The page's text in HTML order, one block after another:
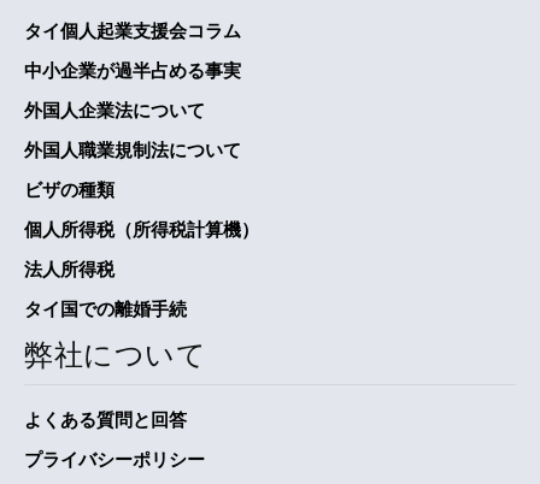
タイ個人起業支援会コラム
中小企業が過半占める事実
外国人企業法について
外国人職業規制法について
ビザの種類
個人所得税（所得税計算機）
法人所得税
タイ国での離婚手続
弊社について
よくある質問と回答
プライバシーポリシー